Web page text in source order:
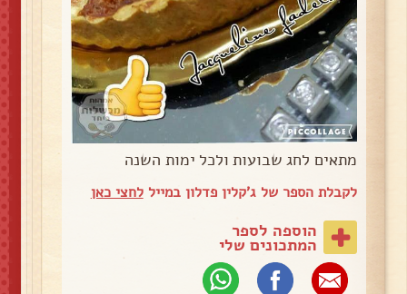
מתאים לחג שבועות ולכל ימות השנה
לקבלת הספר של ג'קלין פדלון במייללחצי כאן
הוספה לספר
המתכונים שלי